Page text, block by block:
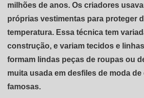
milhões de anos. Os criadores
próprias vestimentas para proteger
temperatura. Essa técnica tem
construção, e variam tecidos e
formam lindas peças de roupas ou
muita usada em desfiles de moda
famosas.